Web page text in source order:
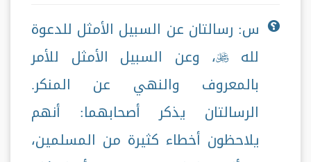
س: رسالتان عن السبيل الأمثل للدعوة
لله، وعن السبيل الأمثل للأمر
بالمعروف والنهي عن المنكر.
الرسالتان يذكر أصحابهما: أنهم
يلاحظون أخطاء كثيرة من المسلمين،